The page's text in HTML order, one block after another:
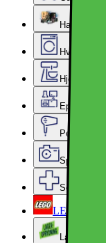
Hardware
Hvidevarer
Hjem,
Epoq
Personlig
Sport,
Services &
LEGO